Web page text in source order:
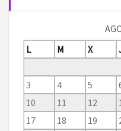
L
M X
3
4 5
10
11 12
17
18 19